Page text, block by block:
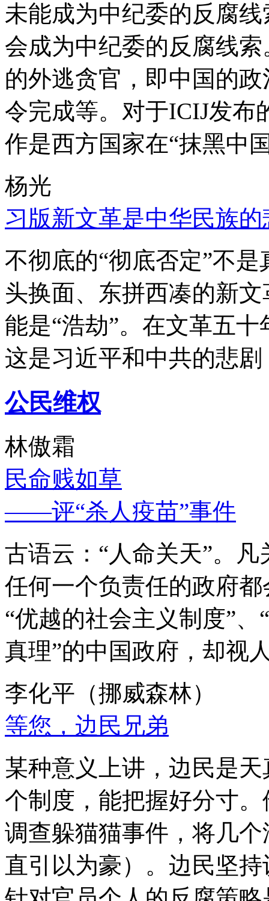
未能成为中纪委的反腐
会成为中纪委的反腐线
的外逃贪官，即中国的
令完成等。对于ICIJ发布
作是西方国家在“抹黑中
杨光
习版新文革是中华民族的
不彻底的“彻底否定”不
头换面、东拼西凑的新
能是“浩劫”。在文革五
这是习近平和中共的悲
公民维权
林傲霜
民命贱如草
——评“杀人疫苗”事件
古语云：“人命关天”。
任何一个负责任的政府
“优越的社会主义制度”
真理”的中国政府，却视
李化平（挪威森林）
等您，边民兄弟
某种意义上讲，边民是
个制度，能把握好分寸
调查躲猫猫事件，将几
直引以为豪）。边民坚